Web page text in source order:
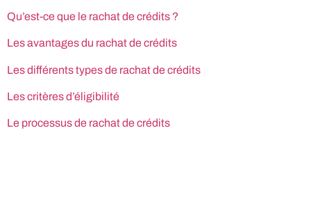
Qu’est-ce que le rachat de crédits ?
Les avantages du rachat de crédits
Les différents types de rachat de crédits
Les critères d’éligibilité
Le processus de rachat de crédits